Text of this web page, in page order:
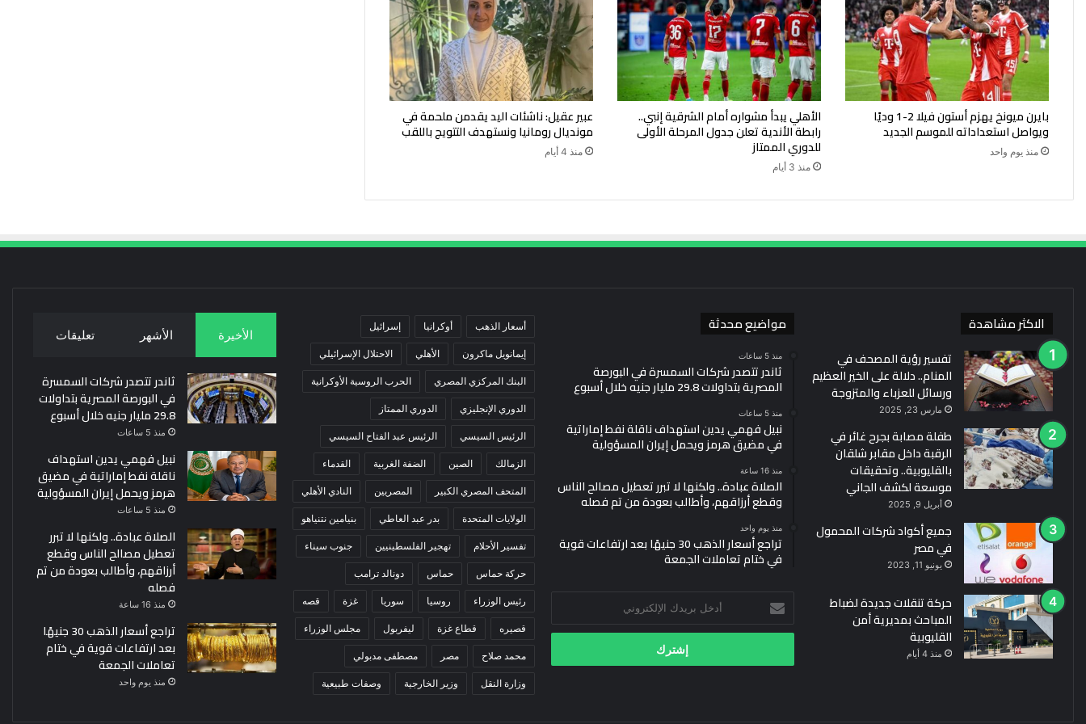
بايرن ميونخ يهزم أستون فيلا 2-1 وديًا
ويواصل استعداداته للموسم الجديد
منذ يوم واحد
الأهلي يبدأ مشواره أمام الشرقية إنبي..
رابطة الأندية تعلن جدول المرحلة الأولى
للدوري الممتاز
منذ 3 أيام
عبير عقيل: ناشئات اليد يقدمن ملحمة في
مونديال رومانيا ونستهدف التتويج باللقب
منذ 4 أيام
الاكثر مشاهدة
تفسير رؤية المصحف في
المنام.. دلالة على الخير العظيم
ورسائل للعزباء والمتزوجة
مارس 23, 2025
طفلة مصابة بجرح غائر في
الرقبة داخل مقابر شلقان
بالقليوبية.. وتحقيقات
موسعة لكشف الجاني
أبريل 9, 2025
جميع أكواد شركات المحمول
في مصر
يونيو 11, 2023
حركة تنقلات جديدة لضباط
المباحث بمديرية أمن
القليوبية
منذ 4 أيام
مواضيع محدثة
منذ 5 ساعات
ثاندر تتصدر شركات السمسرة في البورصة
المصرية بتداولات 29.8 مليار جنيه خلال أسبوع
منذ 5 ساعات
نبيل فهمي يدين استهداف ناقلة نفط إماراتية
في مضيق هرمز ويحمل إيران المسؤولية
منذ 16 ساعة
الصلاة عبادة.. ولكنها لا تبرر تعطيل مصالح الناس
وقطع أرزاقهم، وأطالب بعودة من تم فصله
منذ يوم واحد
تراجع أسعار الذهب 30 جنيهًا بعد ارتفاعات قوية
في ختام تعاملات الجمعة
بريدك
الإلكتروني
أسعار الذهب أوكرانيا إسرائيل
إيمانويل ماكرون الأهلي الاحتلال الإسرائيلي
البنك المركزي المصري الحرب الروسية الأوكرانية
الدوري الإنجليزي الدوري الممتاز
الرئيس السيسي الرئيس عبد الفتاح السيسي
الزمالك الصين الضفة الغربية القدماء
المتحف المصري الكبير المصريين النادي الأهلي
الولايات المتحدة بدر عبد العاطي بنيامين نتنياهو
تفسير الأحلام تهجير الفلسطينيين جنوب سيناء
حركة حماس حماس دونالد ترامب
رئيس الوزراء روسيا سوريا غزة قصه
قصيره قطاع غزة ليفربول مجلس الوزراء
محمد صلاح مصر مصطفى مدبولي
وزارة النقل وزير الخارجية وصفات طبيعية
الأخيرة الأشهر تعليقات
ثاندر تتصدر شركات السمسرة
في البورصة المصرية بتداولات
29.8 مليار جنيه خلال أسبوع
منذ 5 ساعات
نبيل فهمي يدين استهداف
ناقلة نفط إماراتية في مضيق
هرمز ويحمل إيران المسؤولية
منذ 5 ساعات
الصلاة عبادة.. ولكنها لا تبرر
تعطيل مصالح الناس وقطع
أرزاقهم، وأطالب بعودة من تم
فصله
منذ 16 ساعة
تراجع أسعار الذهب 30 جنيهًا
بعد ارتفاعات قوية في ختام
تعاملات الجمعة
منذ يوم واحد